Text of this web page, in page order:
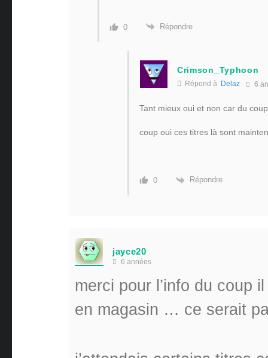
0 Répondre
Crimson_Typhoon
Répond à Delaz 6
Tant mieux oui et non car du
coup oui ces titres là sont
0 Répondre
jayce20
6 années
merci pour l’info du coup
en magasin … ce serait